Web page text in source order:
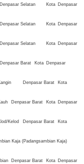
Denpasar Selatan Kota Denpasar
Denpasar Selatan Kota Denpasar
Denpasar Selatan Kota Denpasar
Denpasar Barat Kota Denpasar
Denpasar Barat
Kota
Denpasar Barat Kota Denpasar
Kelod Denpasar Barat
Kota
Kaja (Padangsambian Kaja)
Denpasar Barat Kota Denpasar